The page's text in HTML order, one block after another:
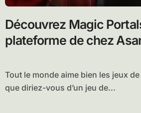
Découvrez Magic
plateforme de chez
Tout le monde aime bien les jeux de plateforme, mais
que diriez-vous d’un jeu de...